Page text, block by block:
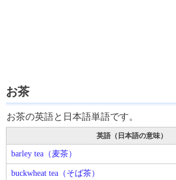
お茶
お茶の英語と日本語単語です。
英語（日本語の意味）
barley tea（麦茶）
buckwheat tea（そば茶）